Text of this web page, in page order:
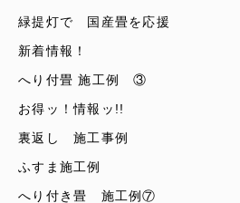
緑提灯で 国産畳を応援
新着情報！
へり付畳 施工例 ③
お得ッ！情報ッ!!
裏返し 施工事例
ふすま施工例
へり付き畳 施工例⑦